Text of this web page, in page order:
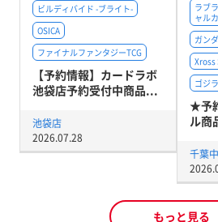
ビルディバイド -ブライト-
OSICA
ファイナルファンタジーTCG
【予約情報】カードラボ
池袋店予約受付中商品...
池袋店
2026.07.28
ラブ
ャル
ガン
Xross
ゴジ
★予
ル商
千葉
もっと見る